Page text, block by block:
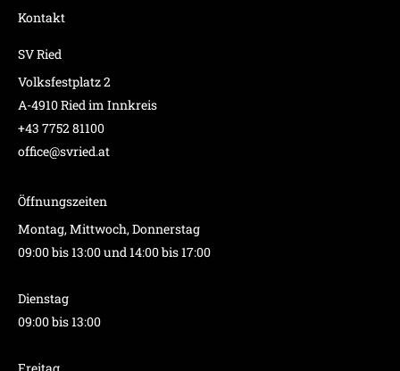
Kontakt
SV Ried
Volksfestplatz 2
A-4910 Ried im Innkreis
+43 7752 81100
office@svried.at
Öffnungszeiten
Montag, Mittwoch, Donnerstag
09:00 bis 13:00 und 14:00 bis 17:00
Dienstag
09:00 bis 13:00